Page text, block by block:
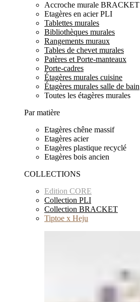
Accroche murale BRACKET
Etagères en acier PLI
Tablettes murales
Bibliothèques murales
Rangements muraux
Tables de chevet murales
Patères et Porte-manteaux
Porte-cadres
Étagères murales cuisine
Étagères murales salle de bain
Toutes les étagères murales
Par matière
Etagères chêne massif
Etagères acier
Etagères plastique recyclé
Etagères bois ancien
COLLECTIONS
Edition CORE
Collection PLI
Collection BRACKET
Tiptoe x Heju